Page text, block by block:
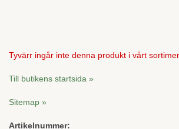
Tyvärr ingår inte denna produkt i vårt
Till butikens startsida »
Sitemap »
Artikelnummer: